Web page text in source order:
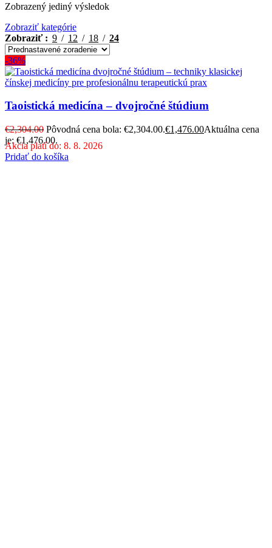
Zobrazený jediný výsledok
Zobraziť kategórie
Zobraziť
9 12 18 24
-36%
Taoistická medicína – dvojročné štúdium
€2,304.00 Pôvodná cena bola: €2,304.00.€1,476.00Aktuálna cena
je: €1,476.00.
Akcia platí do: 8. 8. 2026
Pridať do košíka